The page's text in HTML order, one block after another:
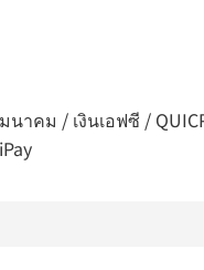
นาคม / เงินเอฟซี /